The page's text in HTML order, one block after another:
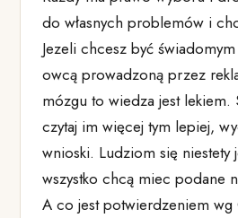
do własnych problemów i
Jezeli chcesz być
owcą prowadzoną przez
mózgu to wiedza jest lekiem.
czytaj im więcej tym lepiej,
wnioski. Ludziom się niestety
wszystko chcą miec podane
A co jest potwierdzeniem wg